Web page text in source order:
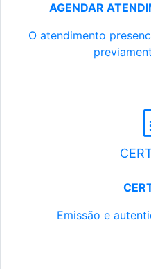
AGENDAR
O atendimento
Emissão e